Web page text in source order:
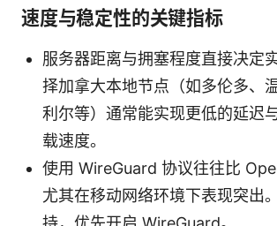
速度与稳定性的关键指标
服务器距离与拥塞程度直接决定
择加拿大本地节点（如多伦多、
利尔等）通常能实现更低的延迟
载速度。
使用 WireGuard 协议往往比
尤其在移动网络环境下表现突出